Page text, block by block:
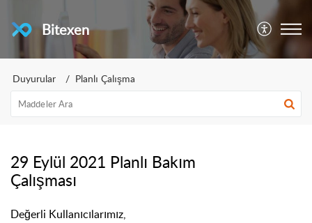
Bitexen
Duyurular Planlı Çalışma
29 Eylül 2021 Planlı Bakım
Çalışması
Değerli Kullanıcılarımız,